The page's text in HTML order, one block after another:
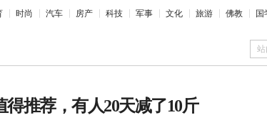
时尚 汽车 房产 科技 军事 文化 旅游 佛教 国
推荐，有人20天减了10斤